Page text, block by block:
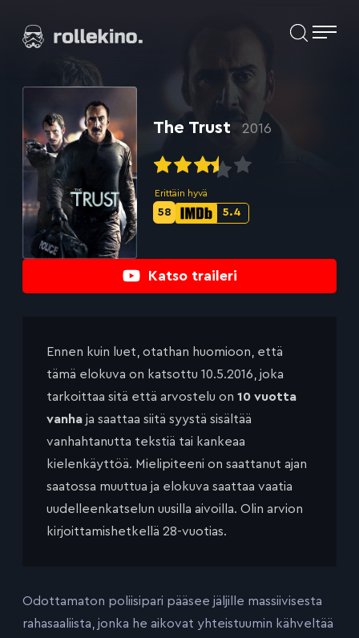
suoraan
Elokuvat ja elokuva-arviot | Rollekino.fi
lopputekstien
Katso traileri
The Trust 2016
Erittäin hyvä
IMDb-
5.4
Metascore-
58
Ennen kuin luet, otathan huomioon, että
tämä elokuva on katsottu 10.5.2016, joka
tarkoittaa sitä että arvostelu on 10 vuotta
vanha ja saattaa siitä syystä sisältää
vanhahtanutta tekstiä tai kankeaa
kielenkäyttöä. Mielipiteeni on saattanut ajan
saatossa muuttua ja elokuva saattaa vaatia
uudelleenkatselun uusilla aivoilla. Olin arvion
kirjoittamishetkellä 28-vuotias.
Odottamaton poliisipari pääsee jäljille massiivisesta
rahasaaliista, jonka he aikovat yhteistuumin kähveltää